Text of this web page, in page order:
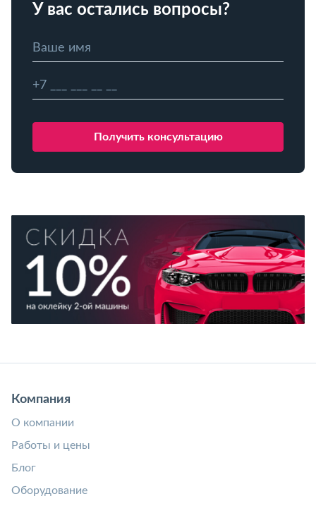
У вас остались вопросы?
Компания
О компании
Работы и цены
Блог
Оборудование